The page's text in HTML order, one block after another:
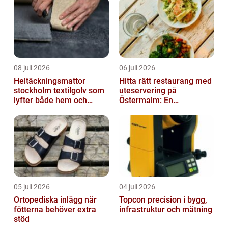
08 juli 2026
Heltäckningsmattor
stockholm textilgolv som
lyfter både hem och
06 juli 2026
Hitta rätt restaurang med
uteservering på
Östermalm: En
i solen
05 juli 2026
Ortopediska inlägg när
fötterna behöver extra
stöd
04 juli 2026
Topcon precision i bygg,
infrastruktur och mätning